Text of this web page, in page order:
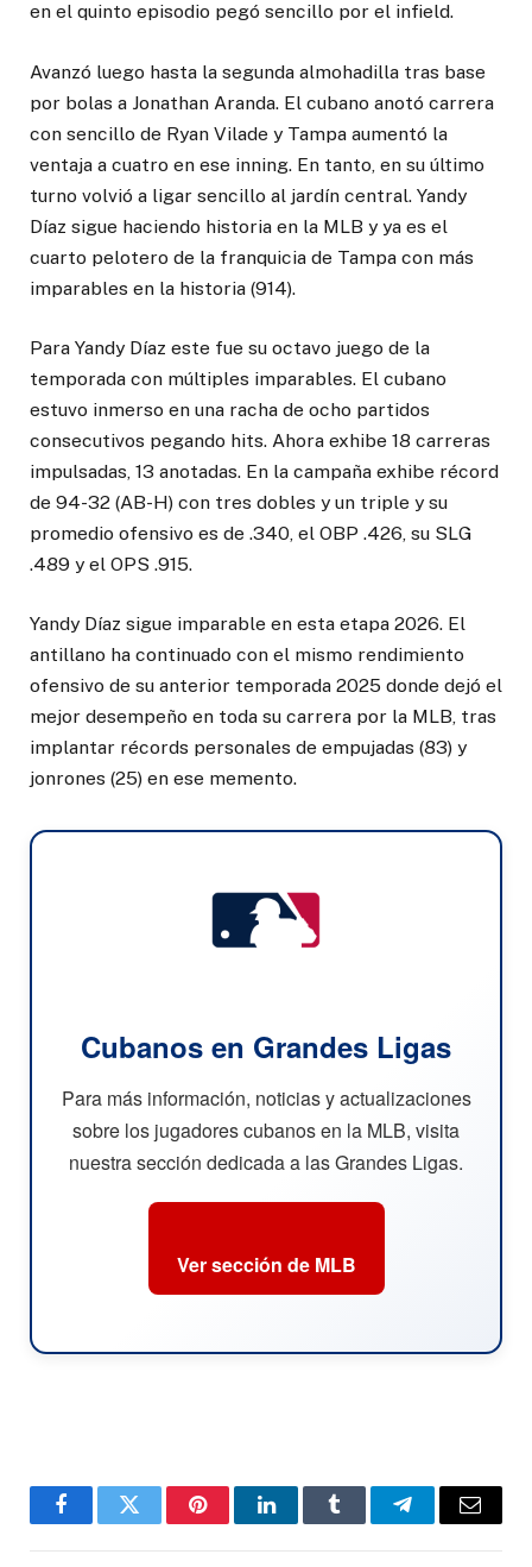
en el quinto episodio pegó sencillo por el infield.
Avanzó luego hasta la segunda almohadilla tras base
por bolas a Jonathan Aranda. El cubano anotó carrera
con sencillo de Ryan Vilade y Tampa aumentó la
ventaja a cuatro en ese inning. En tanto, en su último
turno volvió a ligar sencillo al jardín central. Yandy
Díaz sigue haciendo historia en la MLB y ya es el
cuarto pelotero de la franquicia de Tampa con más
imparables en la historia (914).
Para Yandy Díaz este fue su octavo juego de la
temporada con múltiples imparables. El cubano
estuvo inmerso en una racha de ocho partidos
consecutivos pegando hits. Ahora exhibe 18 carreras
impulsadas, 13 anotadas. En la campaña exhibe récord
de 94-32 (AB-H) con tres dobles y un triple y su
promedio ofensivo es de .340, el OBP .426, su SLG
.489 y el OPS .915.
Yandy Díaz sigue imparable en esta etapa 2026. El
antillano ha continuado con el mismo rendimiento
ofensivo de su anterior temporada 2025 donde dejó el
mejor desempeño en toda su carrera por la MLB, tras
implantar récords personales de empujadas (83) y
jonrones (25) en ese memento.
Cubanos en Grandes Ligas
Para más información, noticias y actualizaciones
sobre los jugadores cubanos en la MLB, visita
nuestra sección dedicada a las Grandes Ligas.
Ver sección de MLB
FacebookTwitter PinterestLinkedInTumblr TelegramEmail